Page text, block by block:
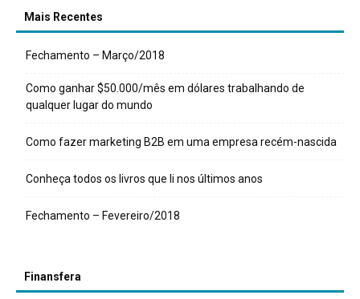
Mais Recentes
Fechamento – Março/2018
Como ganhar $50.000/mês em dólares trabalhando de
qualquer lugar do mundo
Como fazer marketing B2B em uma empresa recém-nascida
Conheça todos os livros que li nos últimos anos
Fechamento – Fevereiro/2018
Finansfera